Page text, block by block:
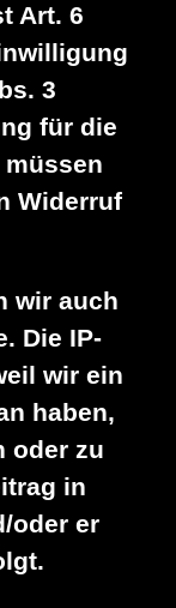
Art. 6
3
für die
Widerruf
wir auch
Die IP-
wir ein
haben,
oder zu
in
oder er